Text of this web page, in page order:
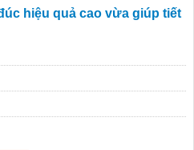
hiệu quả cao vừa giúp tiết